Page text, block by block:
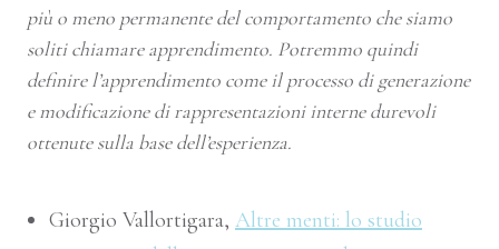
più o meno permanente del comportamento che siamo
soliti chiamare apprendimento. Potremmo quindi
definire l’apprendimento come il processo di generazione
e modificazione di rappresentazioni interne durevoli
ottenute sulla base dell’esperienza.
Giorgio Vallortigara, Altre menti: lo studio